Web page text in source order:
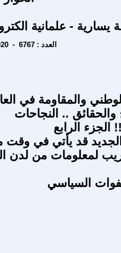
يسارية - علمانية
Monday - 12/21/2020 - العدد : 6767
والمقاومة في
والحقائق .. النجاحات
الجزء الرابع
الجديد قد يأتي في
2021. تسريب لمعلومات من
السياسي